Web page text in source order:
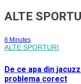
ALTE
8 Minutes
ALTE SPORTURI
De ce apa din
problema corect